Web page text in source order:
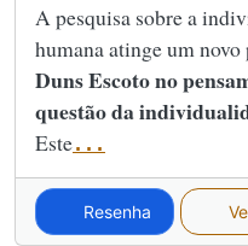
A pesquisa sobre a
humana atinge um novo
Duns Escoto no
questão da
Este...
Resenha